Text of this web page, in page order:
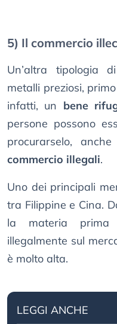
5) Il commercio
Un’altra tipologia
metalli preziosi,
infatti, un bene
persone possono
procurarselo,
commercio illegali.
Uno dei principali
tra Filippine e Cina.
la materia
illegalmente sul
è molto alta.
LEGGI ANCHE